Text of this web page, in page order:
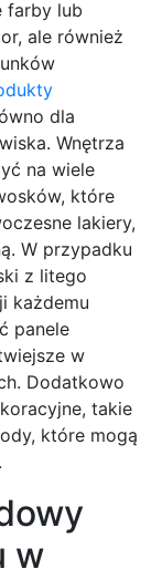
farby lub
ale również
dla
Wnętrza
na wiele
które
lakiery,
W przypadku
z litego
każdemu
panele
w
Dodatkowo
takie
które mogą
w